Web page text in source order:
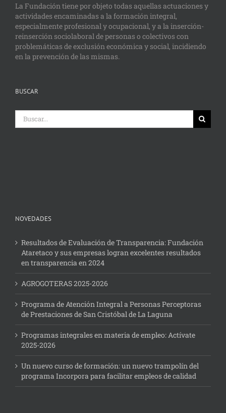
La Fundación tiene por objeto todas aquellas actuaciones y
actividades encaminadas a la formación integral,
especialmente profesional y ocupacional, y a la inserción-
reinserción sociolaboral de personas o colectivos con
problemáticas de exclusión económica y social, incidiendo
en la prevención de las mismas.
BUSCAR
Buscar:
NOVEDADES
Resultados de Evaluación de Transparencia: Fundación
Ataretaco y sus empresas logran excelentes resultados
en transparencia en 2024
AGROGOTERAS 2025-2026
Programa de Atención Integral a Personas Perceptoras
de Prestaciones de San Cristóbal de La Laguna
Programas integrales en materia de empleo: Actívate
2025-2026
Un nuevo curso de formación: un nuevo trampolín del
programa Incorpora para facilitar empleos de calidad